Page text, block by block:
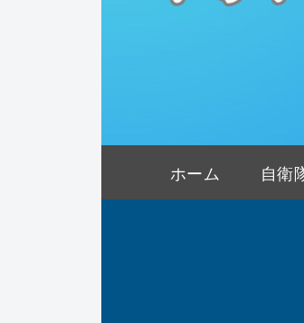
ホーム 自衛